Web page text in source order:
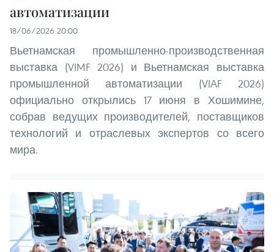
автоматизации
18/06/2026 20:00
Вьетнамская промышленно-производственная
выставка (VIMF 2026) и Вьетнамская выставка
промышленной автоматизации (VIAF 2026)
официально открылись 17 июня в Хошимине,
собрав ведущих производителей, поставщиков
технологий и отраслевых экспертов со всего
мира.